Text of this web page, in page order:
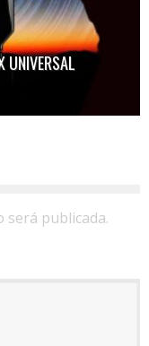
UNIVERSAL
será publicada.